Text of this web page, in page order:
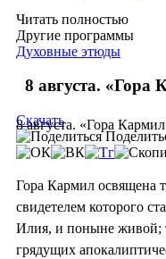
Читать полностью
Другие программы
Духовные этюды
8 августа. «Гора
8 августа. «Гора
Скачать
Гора Кармил освящена
свидетелем которого
Илия, и поныне живой;
грядущих